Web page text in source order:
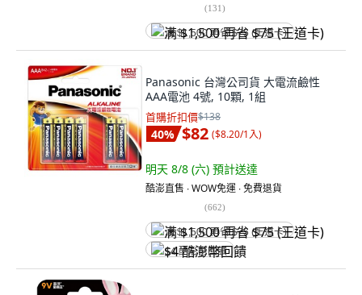
(131)
满 $1,500 再省 $75 (王道卡)
Panasonic 台灣公司貨 大電流鹼性
AAA電池 4號, 10顆, 1組
首購折扣價$138
40% $82 ($8.20/1入)
明天 8/8 (六) 預計送達
酷澎直售 ∙ WOW免運 ∙ 免費退貨
(662)
满 $1,500 再省 $75 (王道卡)
$4 酷澎幣回饋